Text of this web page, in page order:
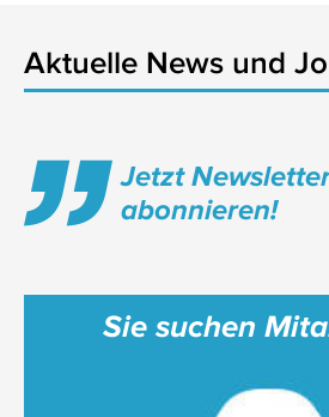
Aktuelle News und
Jetzt
abonnieren!
Sie suchen